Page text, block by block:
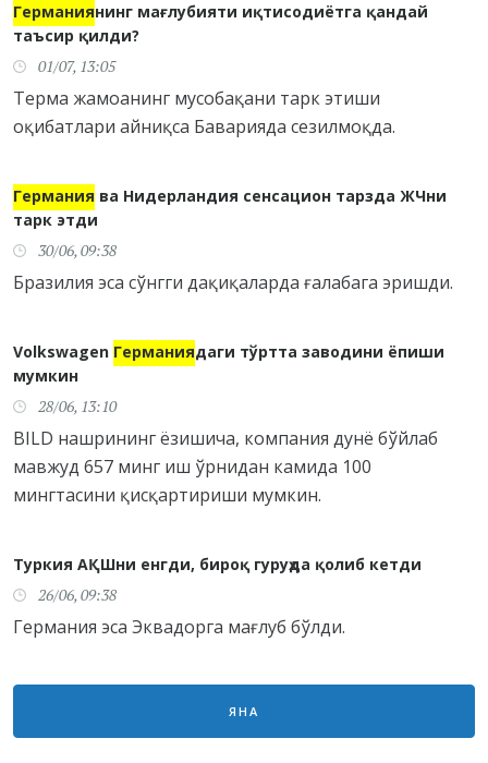
Германиянинг мағлубияти иқтисодиётга қандай
таъсир қилди?
01/07, 13:05
Терма жамоанинг мусобақани тарк этиши
оқибатлари айниқса Баварияда сезилмоқда.
Германия ва Нидерландия сенсацион тарзда ЖЧни
тарк этди
30/06, 09:38
Бразилия эса сўнгги дақиқаларда ғалабага эришди.
Volkswagen Германиядаги тўртта заводини ёпиши
мумкин
28/06, 13:10
BILD нашрининг ёзишича, компания дунё бўйлаб
мавжуд 657 минг иш ўрнидан камида 100
мингтасини қисқартириши мумкин.
Туркия АҚШни енгди, бироқ гуруҳда қолиб кетди
26/06, 09:38
Германия эса Эквадорга мағлуб бўлди.
ЯНА